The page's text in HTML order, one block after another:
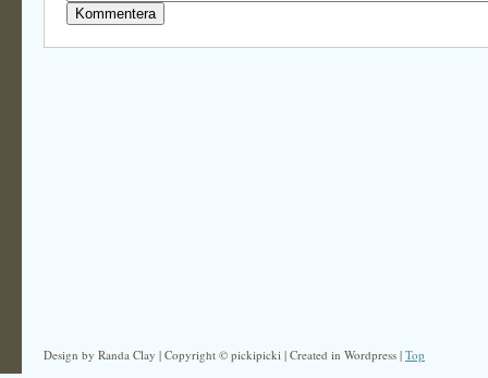
Design by Randa Clay | Copyright © pickipicki | Created in Wordpress | Top